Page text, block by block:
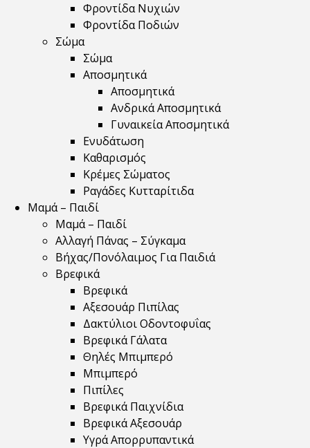
Φροντίδα Νυχιών
Φροντίδα Ποδιών
Σώμα
Σώμα
Αποσμητικά
Αποσμητικά
Ανδρικά Αποσμητικά
Γυναικεία Αποσμητικά
Ενυδάτωση
Καθαρισμός
Κρέμες Σώματος
Ραγάδες Κυτταρίτιδα
Μαμά – Παιδί
Μαμά – Παιδί
Αλλαγή Πάνας – Σύγκαμα
Βήχας/Πονόλαιμος Για Παιδιά
Βρεφικά
Βρεφικά
Αξεσουάρ Πιπίλας
Δακτύλιοι Οδοντοφυΐας
Βρεφικά Γάλατα
Θηλές Μπιμπερό
Μπιμπερό
Πιπίλες
Βρεφικά Παιχνίδια
Βρεφικά Αξεσουάρ
Υγρά Απορρυπαντικά